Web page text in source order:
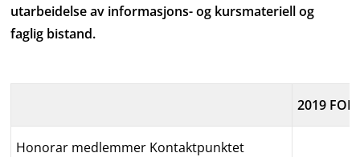
utarbeidelse av informasjons- og kursmateriell og
faglig bistand.
2019
Honorar medlemmer Kontaktpunktet